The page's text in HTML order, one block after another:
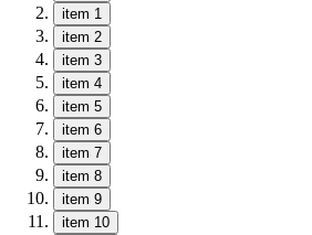
item 1
item 2
item 3
item 4
item 5
item 6
item 7
item 8
item 9
item 10